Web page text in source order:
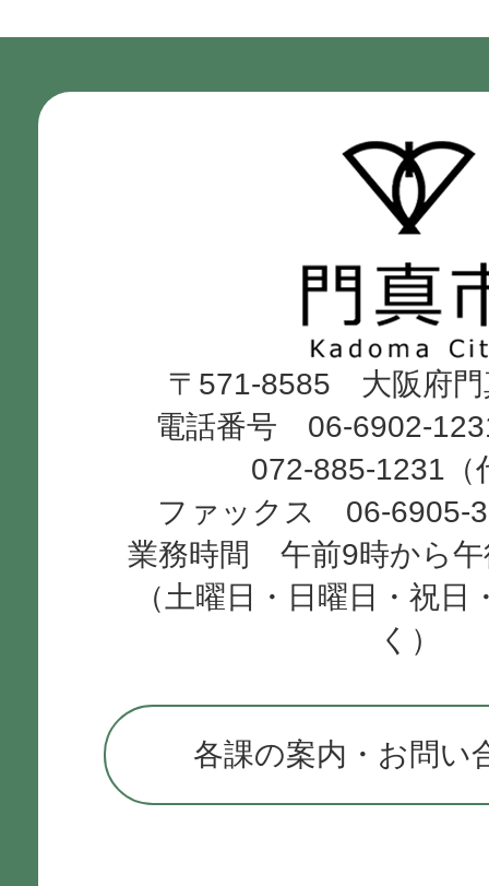
市
Kadoma
City
〒571-8585 大阪府門
電話番号 06-6902-
072-885-1231（
ファックス 06-6905-
業務時間 午前9時から午
（土曜日・日曜日・祝日
く）
各課の案内・お問い